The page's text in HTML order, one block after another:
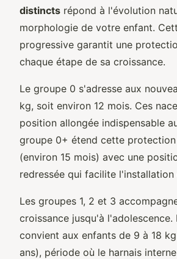
distincts répond à l'évolution
morphologie de votre enfant.
progressive garantit une
chaque étape de sa croissance.
Le groupe 0 s'adresse aux
kg, soit environ 12 mois. Ces
position allongée indispensable
groupe 0+ étend cette protection
(environ 15 mois) avec une
redressée qui facilite l'installation
Les groupes 1, 2 et 3
croissance jusqu'à l'adolescence.
convient aux enfants de 9 à 18
ans), période où le harnais